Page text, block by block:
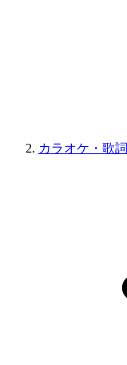
カラオケ・歌